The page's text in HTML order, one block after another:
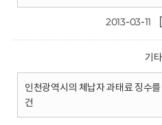
2013-03-11
기타
인천광역시의 체납자 과태료 징수
건